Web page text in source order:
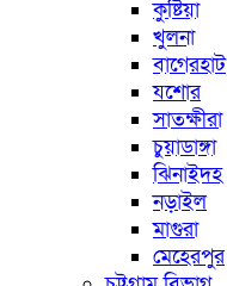
কুষ্টিয়া
খুলনা
বাগেরহাট
যশোর
সাতক্ষীরা
চুয়াডাঙ্গা
ঝিনাইদহ
নড়াইল
মাগুরা
মেহেরপুর